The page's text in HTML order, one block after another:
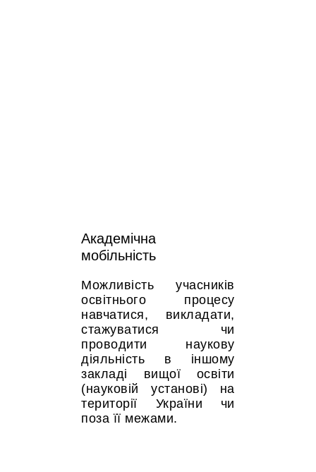
Академічна
мобільність
Можливість учасників
освітнього процесу
навчатися, викладати,
стажуватися чи
проводити наукову
діяльність в іншому
закладі вищої освіти
(науковій установі) на
території України чи
поза її межами.